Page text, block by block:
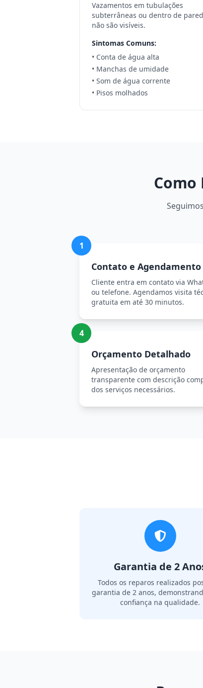
Vazamentos em tubulações
subterrâneas ou dentro de
não são visíveis.
Sintomas Comuns:
• Conta de água alta
• Manchas de umidade
• Som de água corrente
• Pisos molhados
Como
1
Contato e Agendamento
Cliente entra em contato via
ou telefone. Agendamos visita
gratuita em até 30 minutos.
4
Orçamento Detalhado
Apresentação de orçamento
transparente com descrição
dos serviços necessários.
Garantia de 2
Todos os reparos realizados
garantia de 2 anos,
confiança na qualidade.